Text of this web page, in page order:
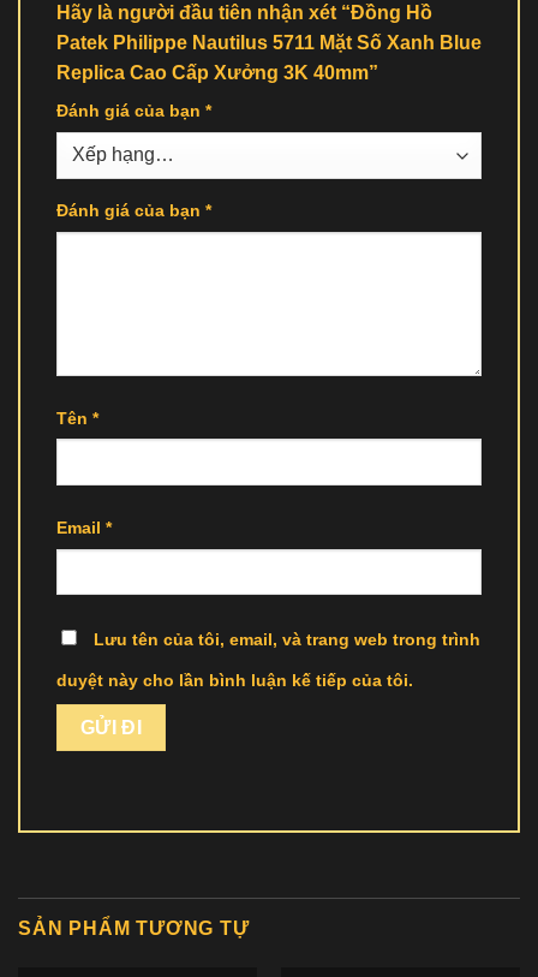
Hãy là người đầu tiên nhận xét “Đồng Hồ
Patek Philippe Nautilus 5711 Mặt Số Xanh Blue
Replica Cao Cấp Xưởng 3K 40mm”
Đánh giá của bạn *
Đánh giá của bạn *
Tên *
Email *
Lưu tên của tôi, email, và trang web trong trình
duyệt này cho lần bình luận kế tiếp của tôi.
SẢN PHẨM TƯƠNG TỰ